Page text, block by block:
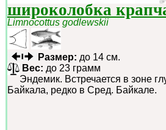
широколобка
Limnocottus godlewskii
Размер: до 14 см.
Вес: до 23 грамм
Эндемик. Встречается в зоне
Байкала, редко в Сред. Байкале.